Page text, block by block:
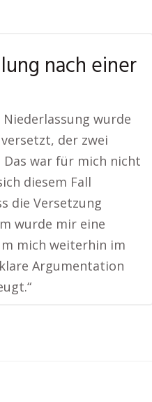
nach einer
Niederlassung wurde
der zwei
war für mich nicht
diesem Fall
die Versetzung
wurde mir eine
mich weiterhin im
Argumentation